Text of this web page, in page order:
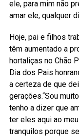
ele, para mim não
amar ele, qualquer
Hoje, pai e filhos
têm aumentado a
hortaliças no Chão
Dia dos Pais
a certeza de que
gerações.“Sou
tenho a dizer que
ter eles aqui ao
tranquilos porque